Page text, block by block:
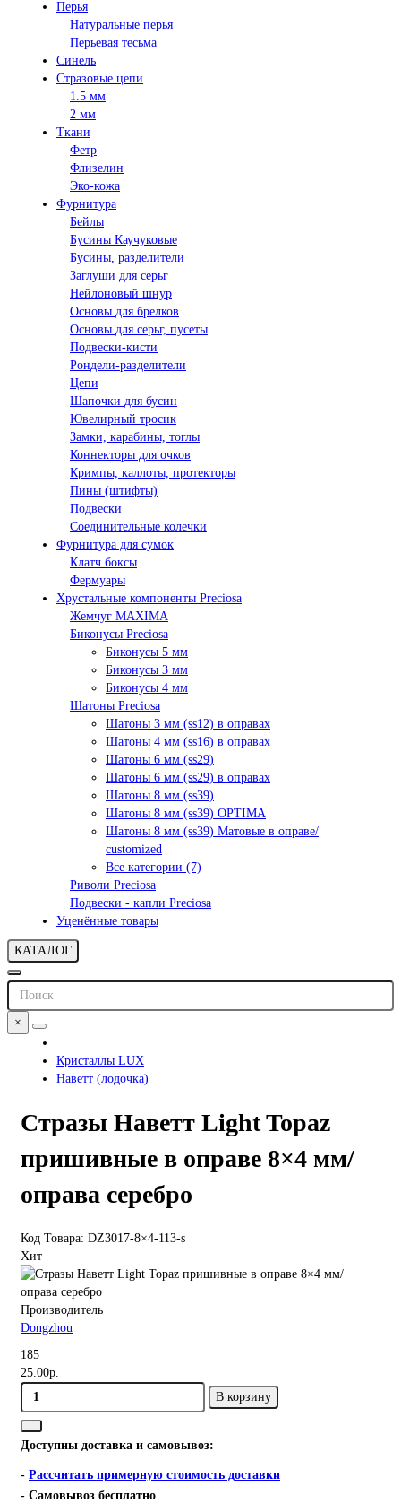
Перья
Натуральные перья
Перьевая тесьма
Синель
Стразовые цепи
1.5 мм
2 мм
Ткани
Фетр
Флизелин
Эко-кожа
Фурнитура
Бейлы
Бусины Каучуковые
Бусины, разделители
Заглуши для серьг
Нейлоновый шнур
Основы для брелков
Основы для серьг, пусеты
Подвески-кисти
Рондели-разделители
Цепи
Шапочки для бусин
Ювелирный тросик
Замки, карабины, тоглы
Коннекторы для очков
Кримпы, каллоты, протекторы
Пины (штифты)
Подвески
Соединительные колечки
Фурнитура для сумок
Клатч боксы
Фермуары
Хрустальные компоненты Preciosa
Жемчуг MAXIMA
Биконусы Preciosa
Биконусы 5 мм
Биконусы 3 мм
Биконусы 4 мм
Шатоны Preciosa
Шатоны 3 мм (ss12) в оправах
Шатоны 4 мм (ss16) в оправах
Шатоны 6 мм (ss29)
Шатоны 6 мм (ss29) в оправах
Шатоны 8 мм (ss39)
Шатоны 8 мм (ss39) OPTIMA
Шатоны 8 мм (ss39) Матовые в оправе/
customized
Все категории (7)
Риволи Preciosa
Подвески - капли Preciosa
Уценённые товары
КАТАЛОГ
×
Кристаллы LUX
Наветт (лодочка)
Стразы Наветт Light Topaz
пришивные в оправе 8×4 мм/
оправа серебро
Код Товара: DZ3017-8×4-113-s
Хит
Производитель
Dongzhou
185
25.00р.
В корзину
Доступны доставка и самовывоз:
- Рассчитать примерную стоимость доставки
- Самовывоз бесплатно